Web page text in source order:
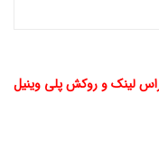
لینک و روکش پلی وینیل